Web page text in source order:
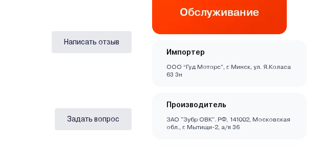
Написать отзыв
Задать вопрос
Импортер
ООО “Гуд Моторс”, г. Минск, ул. Я.Коласа
63 3н
Производитель
ЗАО "Зубр ОВК". РФ, 141002, Московская
обл., г. Мытищи-2, а/я 36